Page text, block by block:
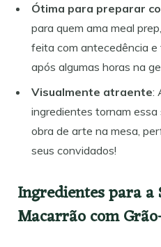
Ótima para preparar
para quem ama meal
feita com antecedência e
após algumas horas na
Visualmente atraente:
ingredientes tornam essa
obra de arte na mesa,
seus convidados!
Ingredientes para a
Macarrão com